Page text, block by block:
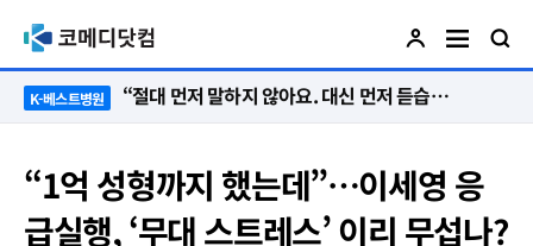
K-베스트병원 “절대 먼저 말하지 않아요. 대신 먼저 듣습니다”
“1억 성형까지 했는데”…이세영 응
급실행, ‘무대 스트레스’ 이리 무섭나?